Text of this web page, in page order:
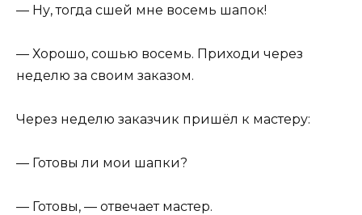
— Ну, тогда сшей мне восемь шапок!
— Хорошо, сошью восемь. Приходи через
неделю за своим заказом.
Через неделю заказчик пришёл к мастеру:
— Готовы ли мои шапки?
— Готовы, — отвечает мастер.